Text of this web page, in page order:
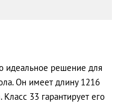
идеальное решение для
Он имеет длину 1216
33 гарантирует его